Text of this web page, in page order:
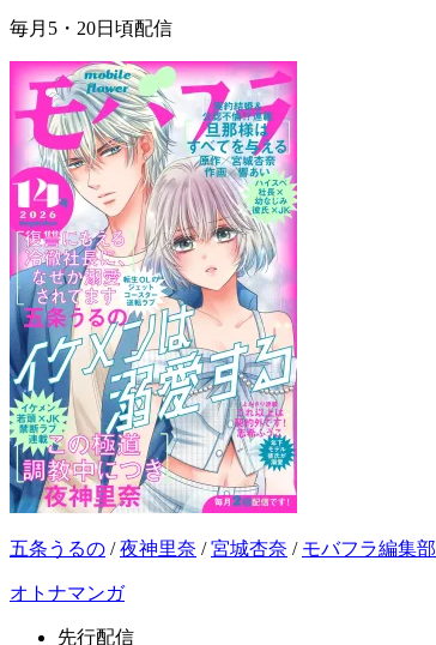
毎月5・20日頃配信
五条うるの /夜神里奈 /宮城杏奈 / モバフラ編集部
オトナマンガ
先行配信